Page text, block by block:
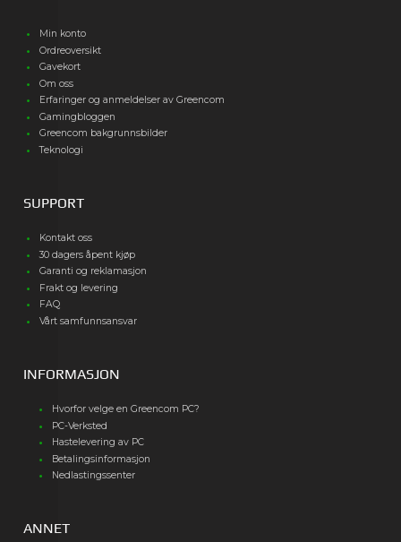
Min konto
Ordreoversikt
Gavekort
Om oss
Erfaringer og anmeldelser av Greencom
Gamingbloggen
Greencom bakgrunnsbilder
Teknologi
SUPPORT
Kontakt oss
30 dagers åpent kjøp
Garanti og reklamasjon
Frakt og levering
FAQ
Vårt samfunnsansvar
INFORMASJON
Hvorfor velge en Greencom PC?
PC-Verksted
Hastelevering av PC
Betalingsinformasjon
Nedlastingssenter
ANNET